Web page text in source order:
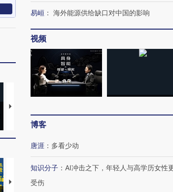
视线｜HYROX的吸金
术：是什么让中产们甘
心“花钱找虐”？
粒摇头丸 尿检体内含3种
度
【推广】走进第四届链博
易峘 ： 海外能源供给缺口对中国的影响
视频
博客
唐涯 ： 多看少动
知识分子 ： AI冲击之下，年轻人与高学历女性
受伤